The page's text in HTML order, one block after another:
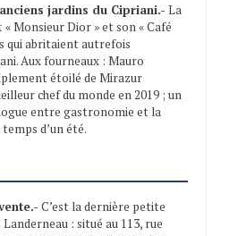
jardins du Cipriani.- La
Monsieur Dior » et son « Café
qui abritaient autrefois
Aux fourneaux : Mauro
étoilé de Mirazur
chef du monde en 2019 ; un
entre gastronomie et la
d’un été.
C’est la dernière petite
: situé au 113, rue